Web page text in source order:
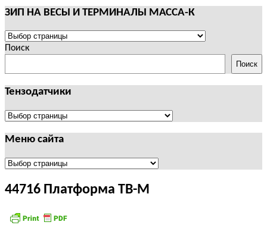
ЗИП НА ВЕСЫ И ТЕРМИНАЛЫ МАССА-К
ЗИП
НА
И
ТЕРМИНАЛЫ
МАССА-
Поиск
Поиск
Тензодатчики
Тензодатчики
Меню сайта
Меню
44716 Платформа ТВ-М